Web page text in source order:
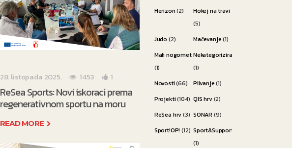
28. listopada 2025. 1453 1
ReSea Sports: Novi iskoraci prema
regenerativnom sportu na moru
READ MORE
Herizon(2)
Hokej na travi
(5)
Judo (2) Mačevanje(1)
Mali nogomet
(1)
Nekategorizirano
(1)
Novosti(66) Plivanje(1)
Projekti(104) QIS hrv(2)
ReSea hrv(3) SONAR (9)
Sport!OP! (12) Sport&Support
(1)